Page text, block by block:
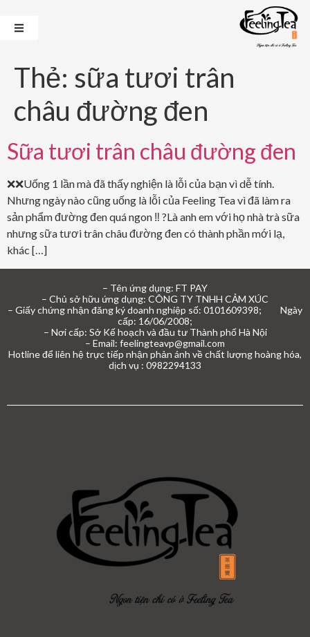
Thẻ: sữa tươi trân
châu đường đen
Sữa tươi trân châu đường đen
❌❌Uống 1 lần mà đã thấy nghiện là lỗi của bạn vì dễ tính.
Nhưng ngày nào cũng uống là lỗi của Feeling Tea vì đã làm ra
sản phẩm đường đen quá ngon ‼️ ?Là anh em với họ nhà trà sữa
nhưng sữa tươi trân châu đường đen có thành phần mới lạ,
khác […]
– Tên ứng dụng: FT PAY
– Chủ sở hữu ứng dụng: CÔNG TY TNHH CẢM XÚC
– Giấy chứng nhận đăng ký doanh nghiệp số: 0101609398; Ngày
cấp: 16/06/2008;
– Nơi cấp: Sở Kế hoạch và đầu tư Thành phố Hà Nội
– Email: feelingteavp@gmail.com
Hotline để liên hệ trực tiếp nhận phản ánh về chất lượng hoàng hóa,
dịch vụ : 0982294133